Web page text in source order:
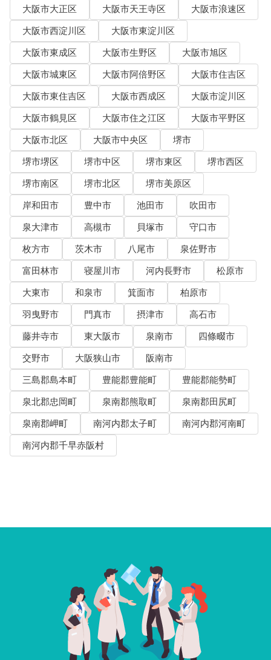
大阪市大正区
大阪市天王寺区
大阪市浪速区
大阪市西淀川区
大阪市東淀川区
大阪市東成区
大阪市生野区
大阪市旭区
大阪市城東区
大阪市阿倍野区
大阪市住吉区
大阪市東住吉区
大阪市西成区
大阪市淀川区
大阪市鶴見区
大阪市住之江区
大阪市平野区
大阪市北区
大阪市中央区
堺市
堺市堺区
堺市中区 堺市東区
堺市西区
堺市南区
堺市北区
堺市美原区
岸和田市
豊中市 池田市
吹田市
泉大津市
高槻市 貝塚市
守口市
枚方市
茨木市 八尾市
泉佐野市
富田林市
寝屋川市 河内長野市
松原市
大東市
和泉市 箕面市
柏原市
羽曳野市
門真市 摂津市
高石市
藤井寺市
東大阪市 泉南市
四條畷市
交野市
大阪狭山市
阪南市
三島郡島本町
豊能郡豊能町
豊能郡能勢町
泉北郡忠岡町
泉南郡熊取町
泉南郡田尻町
泉南郡岬町
南河内郡太子町
南河内郡河南町
南河内郡千早赤阪村